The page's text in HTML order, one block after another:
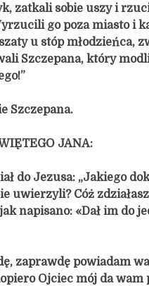
zatkali sobie uszy i
go poza miasto i
u stóp młodzieńca,
Szczepana, który
Szczepana.
JANA:
do Jezusa: „Jakiego
uwierzyli? Cóż
napisano: «Dał im do
zaprawdę powiadam
Ojciec mój da